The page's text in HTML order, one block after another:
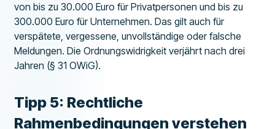
von bis zu 30.000 Euro für Privatpersonen und bis zu
300.000 Euro für Unternehmen. Das gilt auch für
verspätete, vergessene, unvollständige oder falsche
Meldungen. Die Ordnungswidrigkeit verjährt nach drei
Jahren (§ 31 OWiG).
Tipp 5: Rechtliche
Rahmenbedingungen verstehen